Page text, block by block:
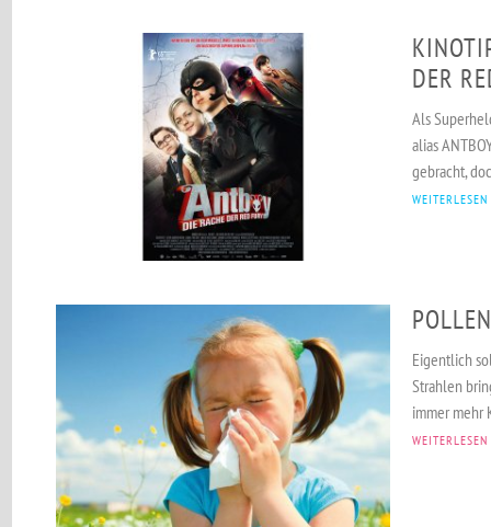
DER
Als
alias
gebracht,
WEITERLESEN
Eigentlich
Strahlen
immer mehr
WEITERLESEN